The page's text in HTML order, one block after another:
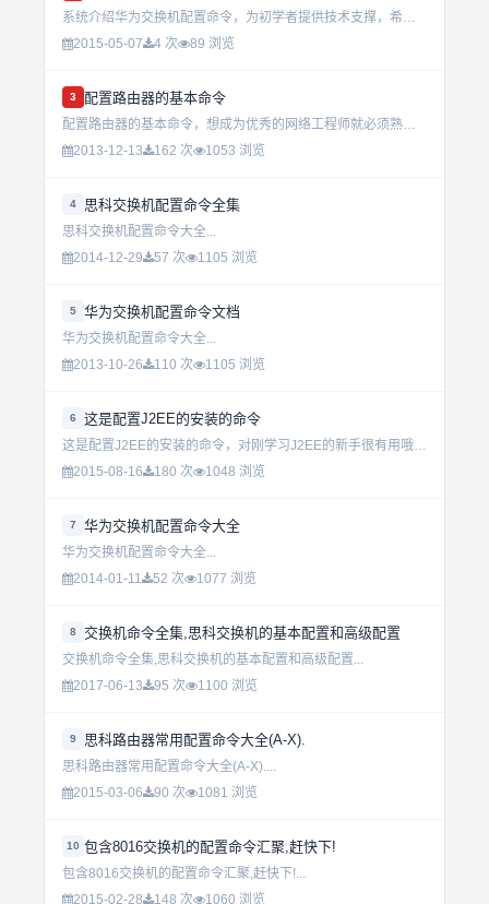
系统介绍华为交换机配置命令，为初学者提供技术支撑，希望大家能喜欢。...
2015-05-07
4 次 89 浏览
3 配置路由器的基本命令
配置路由器的基本命令，想成为优秀的网络工程师就必须熟练掌握路由器的配置。...
2013-12-13
162 次 1053 浏览
4 思科交换机配置命令全集
思科交换机配置命令大全...
2014-12-29
57 次 1105 浏览
5 华为交换机配置命令文档
华为交换机配置命令大全...
2013-10-26
110 次 1105 浏览
6 这是配置J2EE的安装的命令
这是配置J2EE的安装的命令，对刚学习J2EE的新手很有用哦。...
2015-08-16
180 次 1048 浏览
7 华为交换机配置命令大全
华为交换机配置命令大全...
2014-01-11
52 次 1077 浏览
8 交换机命令全集,思科交换机的基本配置和高级配置
交换机命令全集,思科交换机的基本配置和高级配置...
2017-06-13
95 次 1100 浏览
9 思科路由器常用配置命令大全(A-X).
思科路由器常用配置命令大全(A-X)....
2015-03-06
90 次 1081 浏览
10 包含8016交换机的配置命令汇聚,赶快下!
包含8016交换机的配置命令汇聚,赶快下!...
2015-02-28
148 次 1060 浏览